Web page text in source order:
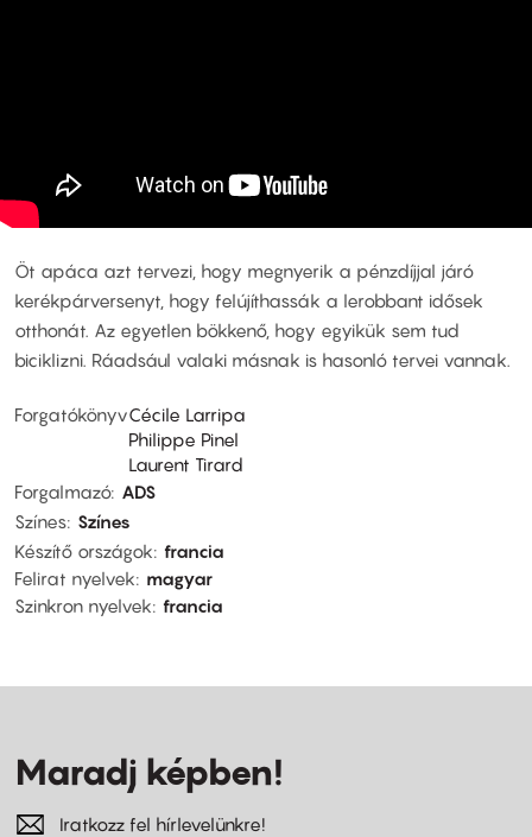
Öt apáca azt tervezi, hogy megnyerik a pénzdíjjal járó
kerékpárversenyt, hogy felújíthassák a lerobbant idősek
otthonát. Az egyetlen bökkenő, hogy egyikük sem tud
biciklizni. Ráadsául valaki másnak is hasonló tervei vannak.
ForgatókönyvCécile Larripa
Philippe Pinel
Laurent Tirard
Forgalmazó ADS
Színes Színes
Készítő országok francia
Felirat nyelvek
magyar
Szinkron nyelvek francia
Maradj képben!
Iratkozz fel hírlevelünkre!